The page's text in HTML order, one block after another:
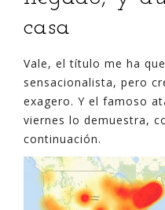
casa
Vale, el título me ha
sensacionalista, pero
exagero. Y el famoso
viernes lo demuestra,
continuación.